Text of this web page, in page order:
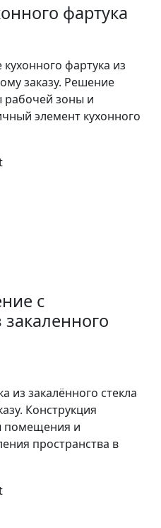
фартука
фартука из
заказу. Решение
рабочей зоны и
элемент кухонного
с
из закалённого стекла
Конструкция
помещения и
пространства в